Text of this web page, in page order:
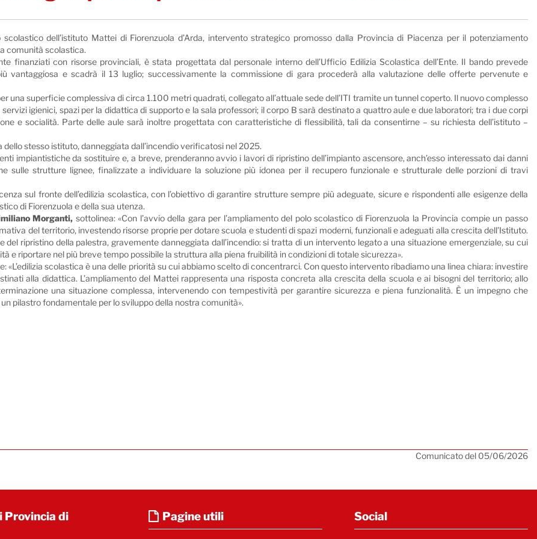
dell’istituto Mattei di Fiorenzuola d’Arda, intervento strategico promosso dalla Provincia di Piacenza per il potenziamento
comunità scolastica.
finanziati con risorse provinciali, è stata progettata dal personale interno dell’Ufficio Edilizia Scolastica dell’Ente. Il bando prevede
vantaggiosa e scadrà il 13 luglio; successivamente la commissione di gara procederà alla valutazione delle offerte pervenute e
una superficie complessiva di circa 1.100 metri quadrati, collegato all’attuale sede dell’ITI tramite un tunnel coperto. Il nuovo complesso
igienici, spazi per la didattica di supporto e la sala professori; il corpo B sarà destinato a quattro aule e due laboratori; tra i due corpi
e socialità. Parte delle aule sarà inoltre progettata con caratteristiche di flessibilità, tali da consentirne – su richiesta dell’istituto –
stesso istituto, danneggiata dall’incendio verificatosi nel 2025.
impiantistiche da sostituire e, a breve, prenderanno avvio i lavori di ripristino dell’impianto ascensore, anch’esso interessato dai danni
sulle strutture lignee, finalizzate a individuare la soluzione più idonea per il recupero funzionale e strutturale delle porzioni di travi
sul fronte dell’edilizia scolastica, con l’obiettivo di garantire strutture sempre più adeguate, sicure e rispondenti alle esigenze della
di Fiorenzuola e della sua utenza.
Morganti, sottolinea: «Con l’avvio della gara per l’ampliamento del polo scolastico di Fiorenzuola la Provincia compie un passo
del territorio, investendo risorse proprie per dotare scuola e studenti di spazi moderni, funzionali e adeguati alla crescita dell’Istituto.
ripristino della palestra, gravemente danneggiata dall’incendio: si tratta di un intervento legato a una situazione emergenziale, su cui
e riportare nel più breve tempo possibile la struttura alla piena fruibilità in condizioni di totale sicurezza».
«L’edilizia scolastica è una delle priorità su cui abbiamo scelto di concentrarci. Con questo intervento ribadiamo una linea chiara: investire
alla didattica. L’ampliamento del Mattei rappresenta una risposta concreta alla crescita della scuola e ai bisogni del territorio; allo
una situazione complessa, intervenendo con tempestività per garantire sicurezza e piena funzionalità. È un impegno che
pilastro fondamentale per lo sviluppo della nostra comunità».
Comunicato del 05/06/2026
Provincia di
Pagine utili Social